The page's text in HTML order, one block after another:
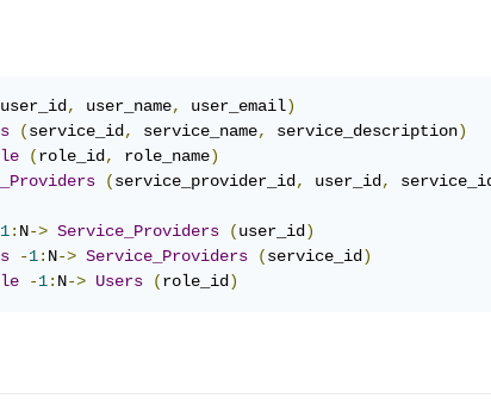
user_id , user_name, user_email)
(service_id , service_name, service_description)
(role_id , role_name)
(service_provider_id , user_id ,
1: N-> Service_Providers (user_id )
-1: N-> Service_Providers (service_id )
-1: N-> Users (role_id )